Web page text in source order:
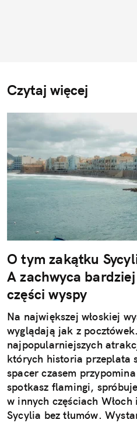
Czytaj więcej
O tym zakątku
A zachwyca
części wyspy
Na największej włoskiej
wyglądają jak z
najpopularniejszych
których historia przeplata
spacer czasem
spotkasz flamingi,
w innych częściach
Sycylia bez tłumów.